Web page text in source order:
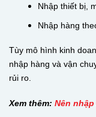
Nhập thiết bị,
Nhập hàng
Tùy mô hình kinh
nhập hàng và vận
rủi ro.
Xem thêm: Nên